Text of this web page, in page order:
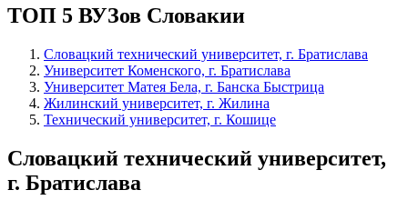
ТОП 5 ВУЗов Словакии
Словацкий технический университет, г. Братислава
Университет Коменского, г. Братислава
Университет Матея Бела, г. Банска Быстрица
Жилинский университет, г. Жилина
Технический университет, г. Кошице
Словацкий технический университет,
г. Братислава